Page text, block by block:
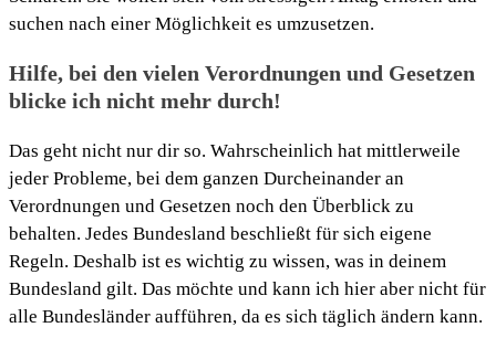
suchen nach einer Möglichkeit es umzusetzen.
Hilfe, bei den vielen Verordnungen und Gesetzen
blicke ich nicht mehr durch!
Das geht nicht nur dir so. Wahrscheinlich hat mittlerweile
jeder Probleme, bei dem ganzen Durcheinander an
Verordnungen und Gesetzen noch den Überblick zu
behalten. Jedes Bundesland beschließt für sich eigene
Regeln. Deshalb ist es wichtig zu wissen, was in deinem
Bundesland gilt. Das möchte und kann ich hier aber nicht für
alle Bundesländer aufführen, da es sich täglich ändern kann.